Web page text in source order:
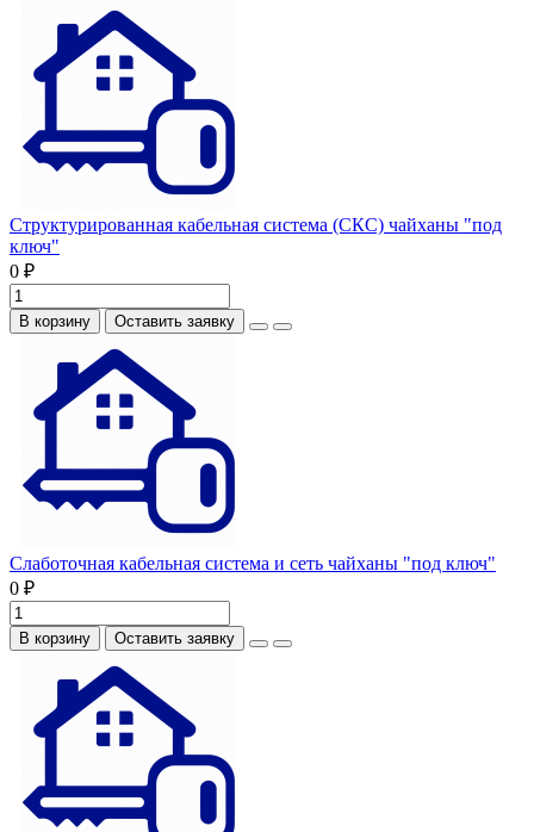
Структурированная кабельная система (СКС) чайханы "под
ключ"
0 ₽
В корзину Оставить заявку
Слаботочная кабельная система и сеть чайханы "под ключ"
0 ₽
В корзину Оставить заявку